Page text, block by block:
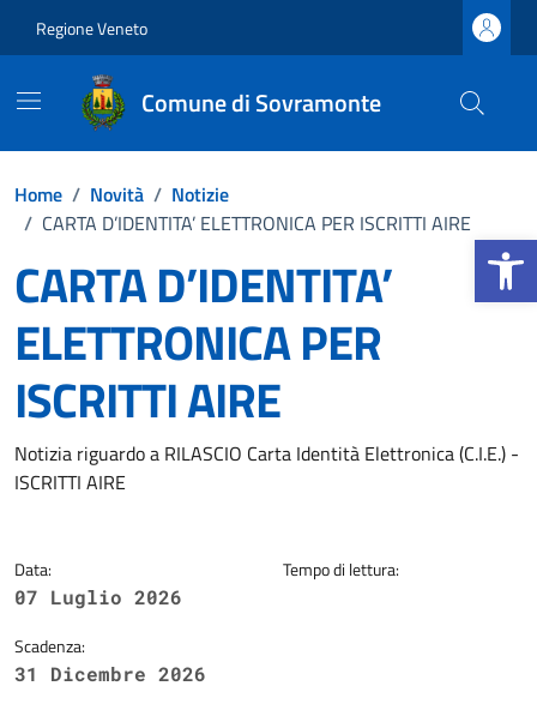
Apri la
Regione Veneto
Comune di Sovramonte
Home / Novità / Notizie
/ CARTA D’IDENTITA’ ELETTRONICA PER ISCRITTI AIRE
CARTA D’IDENTITA’
ELETTRONICA PER
ISCRITTI AIRE
Dettagli della notizia
Notizia riguardo a RILASCIO Carta Identità Elettronica (C.I.E.) -
ISCRITTI AIRE
Data:
07 Luglio 2026
Scadenza:
31 Dicembre 2026
Tempo di lettura: